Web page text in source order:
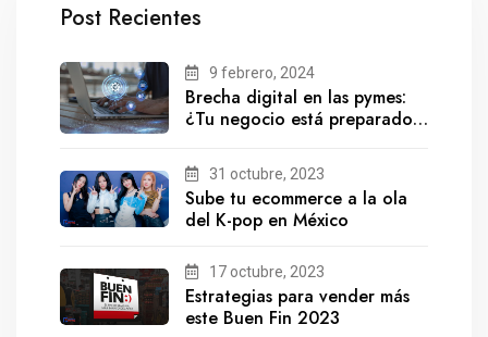
Post Recientes
9 febrero, 2024
Brecha digital en las pymes:
¿Tu negocio está preparado
31 octubre, 2023
Sube tu ecommerce a la ola
del K-pop en México
17 octubre, 2023
Estrategias para vender más
este Buen Fin 2023